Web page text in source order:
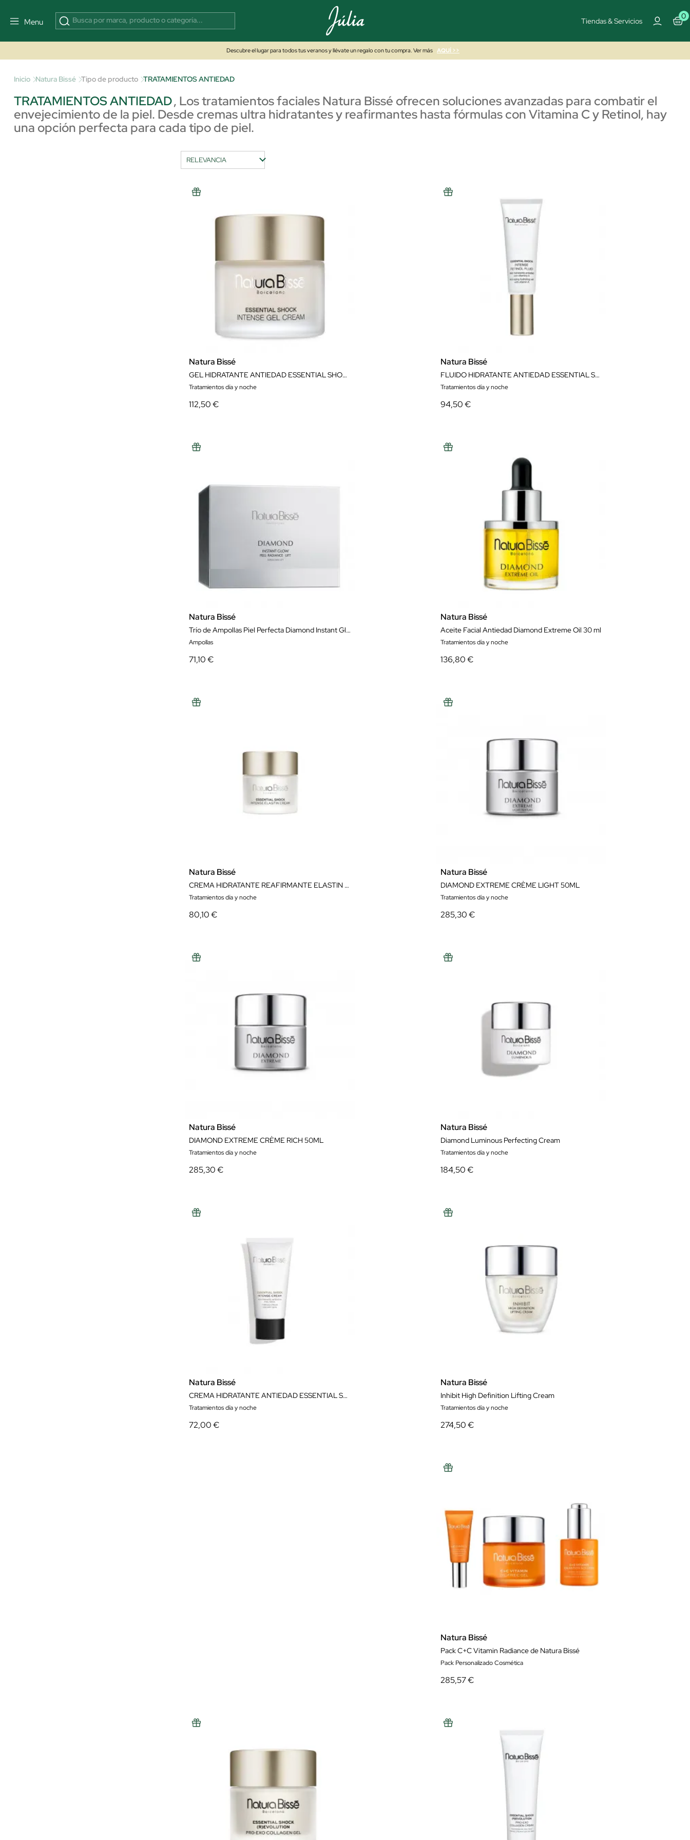
Menu Tiendas & Servicios
0
Descubre el lugar para todos tus veranos y llévate un regalo con tu compra. Ver más AQUÍ >>
Inicio Natura Bissé Tipo de producto TRATAMIENTOS ANTIEDAD
TRATAMIENTOS ANTIEDAD, Los tratamientos faciales Natura Bissé ofrecen soluciones avanzadas para combatir el
envejecimiento de la piel. Desde cremas ultra hidratantes y reafirmantes hasta fórmulas con Vitamina C y Retinol, hay
una opción perfecta para cada tipo de piel.
Natura Bissé
GEL HIDRATANTE ANTIEDAD ESSENTIAL SHOCK INTENSE GEL CREAM 75 ML NATURA BISSÉ
Tratamientos día y noche
112,50 €
Natura Bissé
FLUIDO HIDRATANTE ANTIEDAD ESSENTIAL SHOCK INTENSE RETINOL FLUID 50 ML NATURA BISSÉ
Tratamientos día y noche
94,50 €
Natura Bissé
Trío de Ampollas Piel Perfecta Diamond Instant Glow 4 Tratamientos
Ampollas
71,10 €
Natura Bissé
Aceite Facial Antiedad Diamond Extreme Oil 30 ml
Tratamientos día y noche
136,80 €
Natura Bissé
CREMA HIDRATANTE REAFIRMANTE ELASTIN REFIRMING CREAM 75 ML NATURA BISSÉ
Tratamientos día y noche
80,10 €
Natura Bissé
DIAMOND EXTREME CRÈME LIGHT 50ML
Tratamientos día y noche
285,30 €
Natura Bissé
DIAMOND EXTREME CRÈME RICH 50ML
Tratamientos día y noche
285,30 €
Natura Bissé
Diamond Luminous Perfecting Cream
Tratamientos día y noche
184,50 €
Natura Bissé
CREMA HIDRATANTE ANTIEDAD ESSENTIAL SHOCK INTENSE CREAM 75 ML NATURA BISSÉ
Tratamientos día y noche
72,00 €
Natura Bissé
Inhibit High Definition Lifting Cream
Tratamientos día y noche
274,50 €
Natura Bissé
Pack C+C Vitamin Radiance de Natura Bissé
Pack Personalizado Cosmética
285,57 €